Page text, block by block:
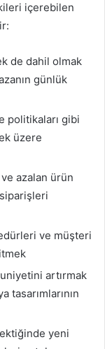
içerebilen
de dahil olmak
günlük
politikaları gibi
üzere
azalan ürün
ve müşteri
artırmak
tasarımlarının
yeni